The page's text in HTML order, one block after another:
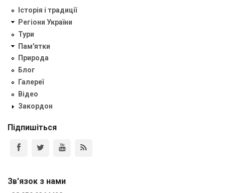
Історія і традиції
Регіони України
Тури
Пам'ятки
Природа
Блог
Галереї
Відео
Закордон
Підпишіться
Зв'язок з нами